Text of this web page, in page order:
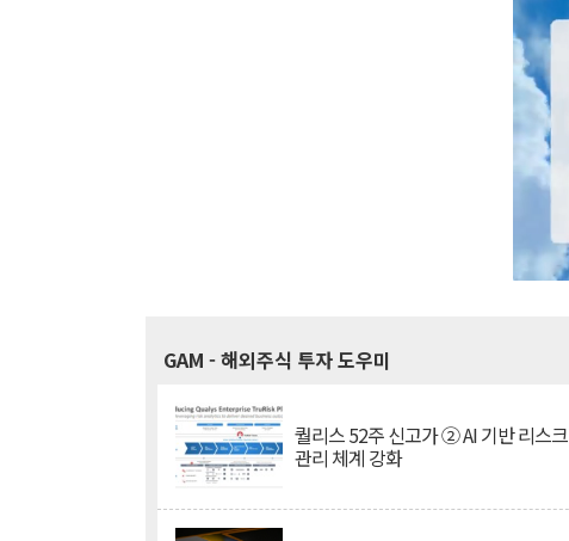
GAM - 해외주식 투자 도우미
퀄리스 52주 신고가 ② AI 기반 리스크
관리 체계 강화